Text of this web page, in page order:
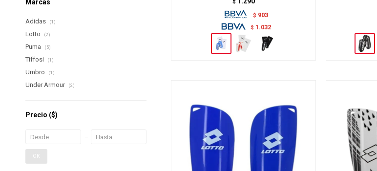
$
$ 903
$ 1.032
Marcas
Adidas (1)
Lotto (2)
Puma (5)
Tiffosi (1)
Umbro (1)
Under Armour (2)
Precio ($)
OK